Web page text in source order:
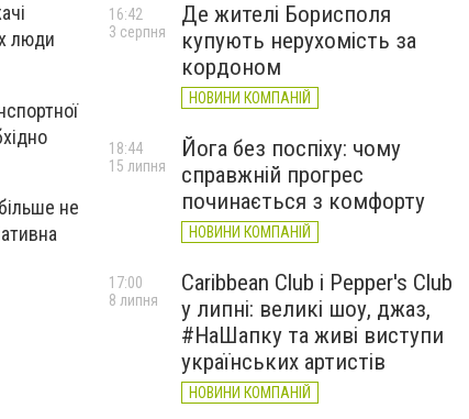
люди
не
Де жителі Борисполя
купують нерухомість за
кордоном
НОВИНИ КОМПАНІЙ
16:42
3 серпня
Йога без поспіху: чому
справжній прогрес
починається з комфорту
НОВИНИ КОМПАНІЙ
18:44
15 липня
Caribbean Club і Pepper's Club
у липні: великі шоу, джаз,
#НаШапку та живі виступи
українських артистів
НОВИНИ КОМПАНІЙ
17:00
8 липня